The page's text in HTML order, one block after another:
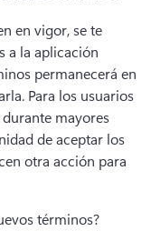
en vigor, se te
a la aplicación
permanecerá en
Para los usuarios
mayores
de aceptar los
otra acción para
términos?